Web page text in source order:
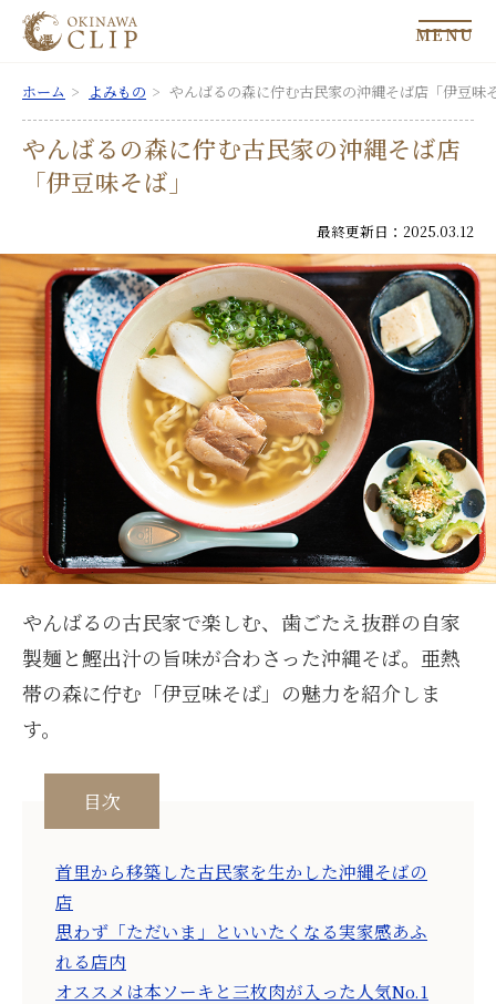
MENU
ホーム よみもの やんばるの森に佇む古民家の沖縄そば店「伊豆味
やんばるの森に佇む古民家の沖縄そば店
「伊豆味そば」
最終更新日：2025.03.12
やんばるの古民家で楽しむ、歯ごたえ抜群の自家
製麺と鰹出汁の旨味が合わさった沖縄そば。亜熱
帯の森に佇む「伊豆味そば」の魅力を紹介しま
す。
目次
首里から移築した古民家を生かした沖縄そばの
店
思わず「ただいま」といいたくなる実家感あふ
れる店内
オススメは本ソーキと三枚肉が入った人気No.1